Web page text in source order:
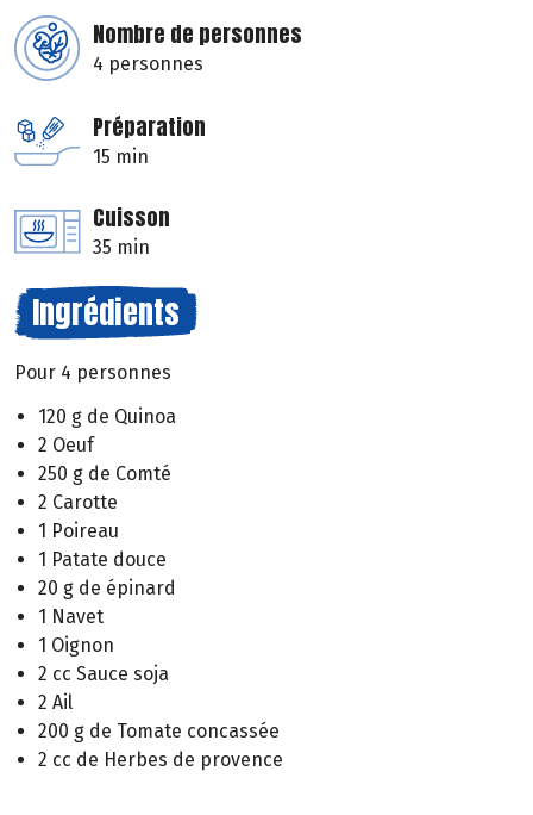
Nombre de personnes
4 personnes
Préparation
15 min
Cuisson
35 min
Ingrédients
Pour 4 personnes
120 g de Quinoa
2 Oeuf
250 g de Comté
2 Carotte
1 Poireau
1 Patate douce
20 g de épinard
1 Navet
1 Oignon
2 cc Sauce soja
2 Ail
200 g de Tomate concassée
2 cc de Herbes de provence